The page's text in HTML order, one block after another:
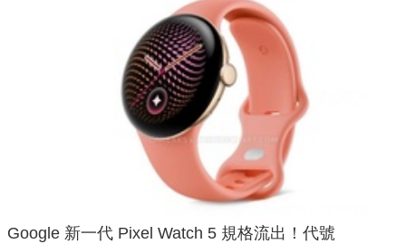
Google 新一代 Pixel Watch 5 規格流出！代號